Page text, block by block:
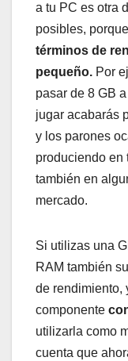
a tu PC es otra
posibles, porque
términos de
pequeño. Por
pasar de 8 GB
jugar acabarás
y los parones
produciendo en
también en
mercado.
Si utilizas una
RAM también
de rendimiento,
componente
utilizarla como
cuenta que